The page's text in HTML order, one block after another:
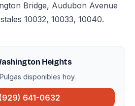
Bridge, Audubon Avenue
10032, 10033, 10040.
Heights
disponibles hoy.
641-0632